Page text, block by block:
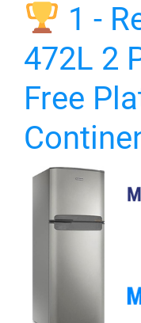
1 -
472L 2
Free